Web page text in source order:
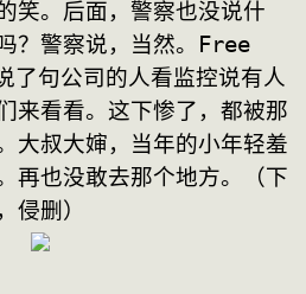
笑。后面，警察也没说什
？警察说，当然。Free
句公司的人看监控说有人
来看看。这下惨了，都被那
大叔大婶，当年的小年轻羞
再也没敢去那个地方。（下
侵删）